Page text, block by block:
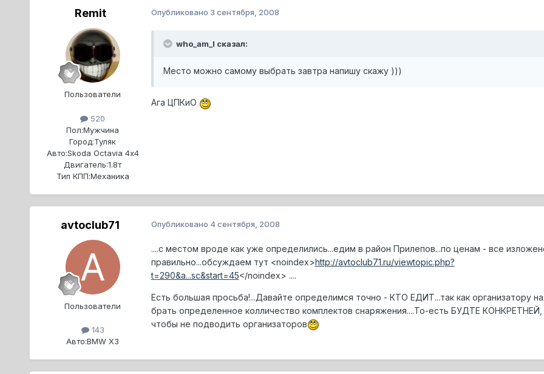
Remit
Пользователи
520
Пол:Мужчина
Город:Туляк
Авто:Skoda Octavia 4х4
Двигатель:1.8т
Тип КПП:Механика
Опубликовано 3 сентября, 2008
who_am_I сказал:
Место можно самому выбрать завтра напишу скажу )))
Ага ЦПКиО
avtoclub71
Пользователи
143
Авто:BMW X3
Опубликовано 4 сентября, 2008
....с местом вроде как уже определились...едим в район Прилепов...по ценам - все
правильно...обсуждаем тут <noindex>http://avtoclub71.ru/viewtopic.php?
t=290&a...sc&start=45</noindex> ....
Есть большая просьба!...Давайте определимся точно - КТО ЕДИТ...так как организатору
брать определенное колличество комплектов снаряжения....То-есть БУДТЕ КОНКРЕТНЕЙ,
чтобы не подводить организаторов